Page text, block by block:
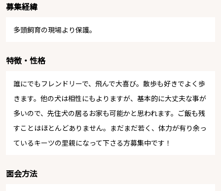
募集経緯
多頭飼育の現場より保護。
特徴・性格
誰にでもフレンドリーで、飛んで大喜び。散歩も好きでよく歩
きます。他の犬は相性にもよりますが、基本的に大丈夫な事が
多いので、先住犬の居るお家も可能かと思われます。ご飯も残
すことはほとんどありません。まだまだ若く、体力が有り余っ
ているキーツの里親になって下さる方募集中です！
面会方法